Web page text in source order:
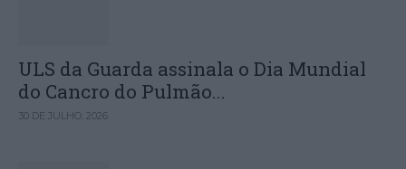
ULS da Guarda assinala o Dia Mundial
do Cancro do Pulmão...
30 DE JULHO, 2026